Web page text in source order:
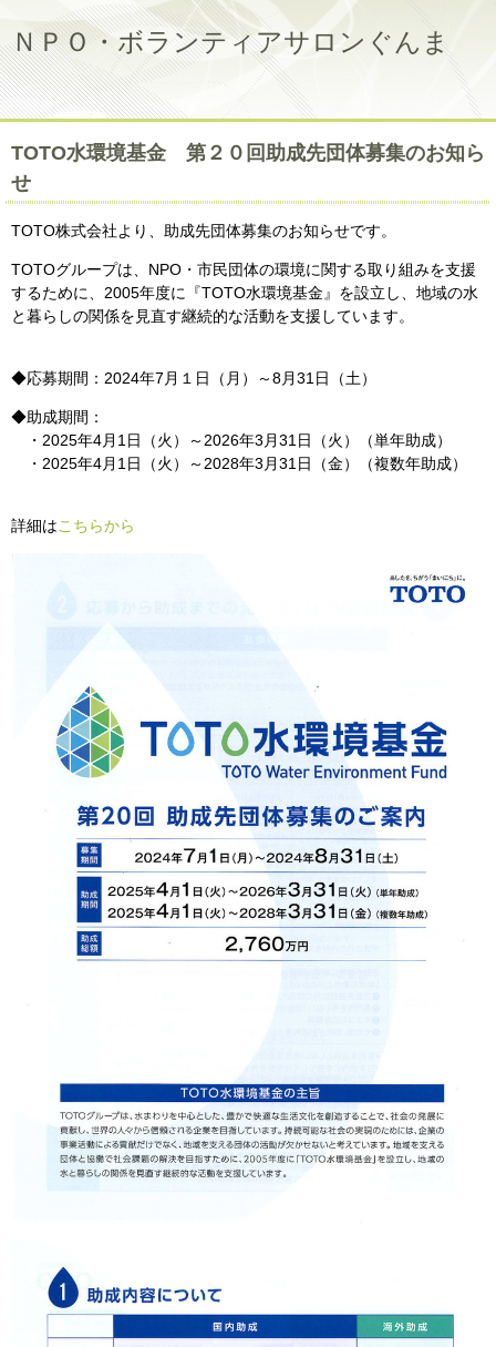
ＮＰＯ・ボランティアサロンぐんま
TOTO水環境基金 第２０回助成先団体募集のお知ら
せ
TOTO株式会社より、助成先団体募集のお知らせです。
TOTOグループは、NPO・市民団体の環境に関する取り組みを支援
するために、2005年度に『TOTO水環境基金』を設立し、地域の水
と暮らしの関係を見直す継続的な活動を支援しています。
◆応募期間：2024年7月１日（月）～8月31日（土）
◆助成期間：
・2025年4月1日（火）～2026年3月31日（火）（単年助成）
・2025年4月1日（火）～2028年3月31日（金）（複数年助成）
詳細はこちらから